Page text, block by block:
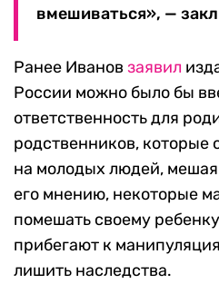
вмешиваться», —
Ранее Иванов заявил
России можно было бы
ответственность для
родственников, которые
на молодых людей,
его мнению, некоторые
помешать своему
прибегают к
лишить наследства.